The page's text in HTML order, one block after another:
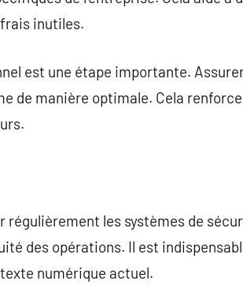
inutiles.
est une étape importante.
de manière optimale. Cela
les systèmes de
des opérations. Il est
numérique actuel.